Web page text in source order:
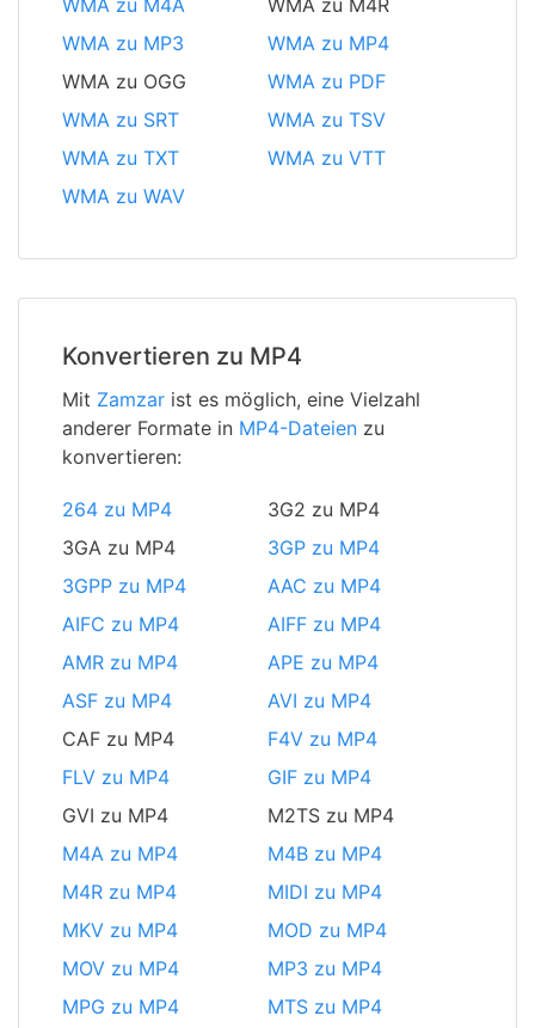
WMA zu M4A
WMA zu M4R
WMA zu MP3
WMA zu MP4
WMA zu OGG
WMA zu PDF
WMA zu SRT
WMA zu TSV
WMA zu TXT
WMA zu VTT
WMA zu WAV
Konvertieren zu MP4
Mit Zamzar ist es möglich, eine Vielzahl
anderer Formate in MP4-Dateien zu
konvertieren:
264 zu MP4
3G2 zu MP4
3GA zu MP4
3GP zu MP4
3GPP zu MP4
AAC zu MP4
AIFC zu MP4
AIFF zu MP4
AMR zu MP4
APE zu MP4
ASF zu MP4
AVI zu MP4
CAF zu MP4
F4V zu MP4
FLV zu MP4
GIF zu MP4
GVI zu MP4
M2TS zu MP4
M4A zu MP4
M4B zu MP4
M4R zu MP4
MIDI zu MP4
MKV zu MP4
MOD zu MP4
MOV zu MP4
MP3 zu MP4
MPG zu MP4
MTS zu MP4